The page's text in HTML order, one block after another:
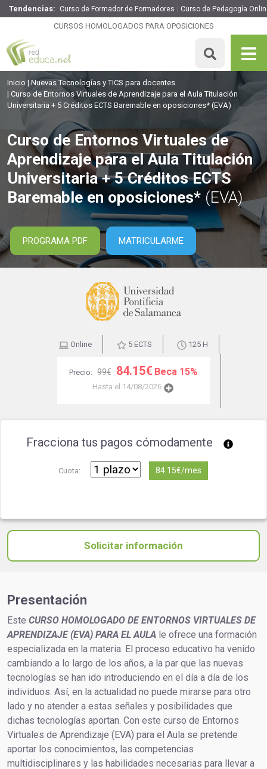
Tendencias: Curso de Formador de Formadores Curso de Pedagogía
CURSOS HOMOLOGADOS PARA OPOSICIONES
Curso de Entornos Virtuales de Aprendizaje para el Aula
Titulación Universitaria + 5 Créditos ECTS Baremable en
oposiciones*
125 H 5 ECTS
MATRICULARME
Inicio
Nuevas Tecnologías y TICS para docentes
Curso de Entornos Virtuales de Aprendizaje para el Aula Titulación
Universitaria + 5 Créditos ECTS Baremable en oposiciones* (EVA)
Curso de Entornos Virtuales de
Aprendizaje para el Aula Titulación
Universitaria + 5 Créditos ECTS
Baremable en oposiciones* (EVA)
PROGRAMA PDF MATRICULARME
Online 5 ECTS 125 H
Precio: 99€ 84.15€ Beca 15%
Hasta el 14/08/2026
Fracciona tus pagos cómodamente
Cuota: 84.15€/mes
Solicitar información
Presentación
Este CURSO HOMOLOGADO DE ENTORNOS VIRTUALES DE
APRENDIZAJE (EVA) PARA EL AULA le ofrece una formación
especializada en la materia. El proceso educativo ha venido
cambiando a lo largo de los años, a la par que las nuevas
tecnologías se han ido introduciendo en el día a día de los
individuos. Así, en la actualidad no puede mirarse para otro
lado y no atender a estas señales y posibilidades que
dichas tecnologías aportan. Con este curso de Entornos
Virtuales de Aprendizaje (EVA) para el Aula se pretende
aportar los conocimientos, las competencias
multidisciplinares y las habilidades necesarias para llevar a